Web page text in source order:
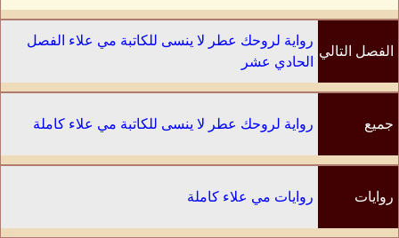
الفصل التالي
رواية لروحك عطر لا ينسى للكاتبة مي علاء الفصل
الحادي عشر
جميع رواية لروحك عطر لا ينسى للكاتبة مي علاء كاملة
روايات روايات مي علاء كاملة